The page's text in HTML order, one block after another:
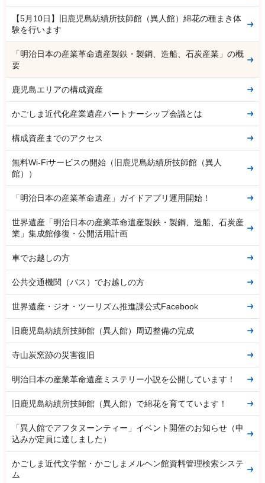
【5月10日】旧鹿児島紡績所技師館（異人館）綿花の種まき体
験を行います
「明治日本の産業革命遺産製鉄・製鋼、造船、石炭産業」の概
要
鹿児島エリアの構成資産
かごしま近代化産業遺産パートナーシップ会議とは
構成資産までのアクセス
無料Wi-Fiサービスの開始（旧鹿児島紡績所技師館（異人
館））
「明治日本の産業革命遺産」ガイドアプリ運用開始！
世界遺産「明治日本の産業革命遺産製鉄・製鋼、造船、石炭産
業」集成館修復・公開活用計画
車でお越しの方
公共交通機関（バス）でお越しの方
世界遺産・ジオ・ツーリズム推進課公式Facebook
旧鹿児島紡績所技師館（異人館）周辺整備の完成
寺山炭窯跡の災害復旧
明治日本の産業革命遺産ミステリー小説を公開しています！
旧鹿児島紡績所技師館（異人館）で綿花を育てています！
「異人館でアフタヌーンティー」イベント開催のお知らせ（申
込みが定員に達しました）
かごしま近代文学館・かごしまメルヘン館資料管理検索システ
ム